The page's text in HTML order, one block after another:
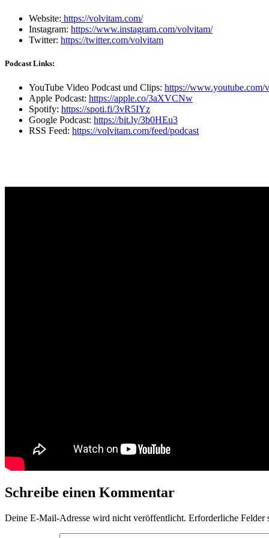
Website: https://volvitam.com/
Instagram: https://www.instagram.com/volvitam/
Twitter: https://twitter.com/volvitam
Podcast Links:
YouTube Video Podcast und Clips: https://www.youtube.com/
Apple Podcast: https://apple.co/3aXVCNw
Spotify: https://spoti.fi/3vR5IYz
Google Podcast: https://bit.ly/3b0HEu3
RSS Feed: https://volvitam.com/feed/podcast
Schreibe einen Kommentar
Deine E-Mail-Adresse wird nicht veröffentlicht. Erforderliche Felder